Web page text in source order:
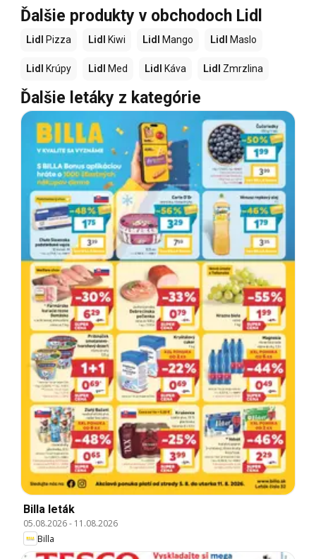
Ďalšie produkty v obchodoch Lidl
Lidl Pizza Lidl Kiwi Lidl Mango Lidl Maslo
Lidl Krúpy Lidl Med Lidl Káva Lidl Zmrzlina
Ďalšie letáky z kategórie
Billa leták
05.08.2026- 11.08.2026
Billa